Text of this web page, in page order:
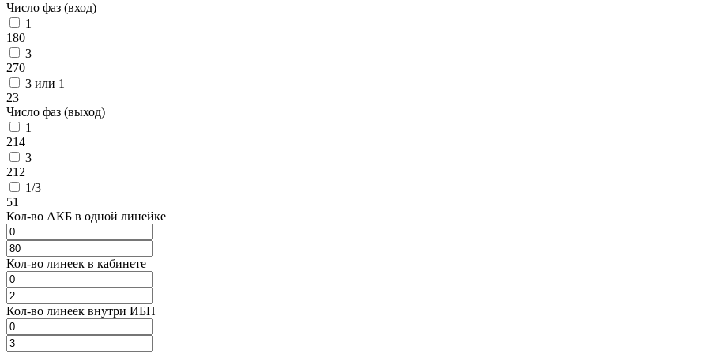
Число фаз (вход)
1
180
3
270
3 или 1
23
Число фаз (выход)
1
214
3
212
1/3
51
Кол-во АКБ в одной линейке
Кол-во линеек в кабинете
Кол-во линеек внутри ИБП